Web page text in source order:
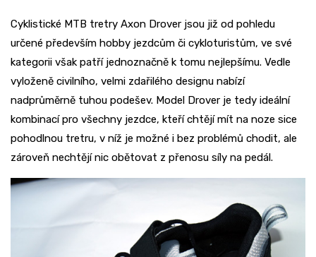
Cyklistické MTB tretry Axon Drover jsou již od pohledu
určené především hobby jezdcům či cykloturistům, ve své
kategorii však patří jednoznačně k tomu nejlepšímu. Vedle
vyloženě civilního, velmi zdařilého designu nabízí
nadprůměrně tuhou podešev. Model Drover je tedy ideální
kombinací pro všechny jezdce, kteří chtějí mít na noze sice
pohodlnou tretru, v níž je možné i bez problémů chodit, ale
zároveň nechtějí nic obětovat z přenosu síly na pedál.